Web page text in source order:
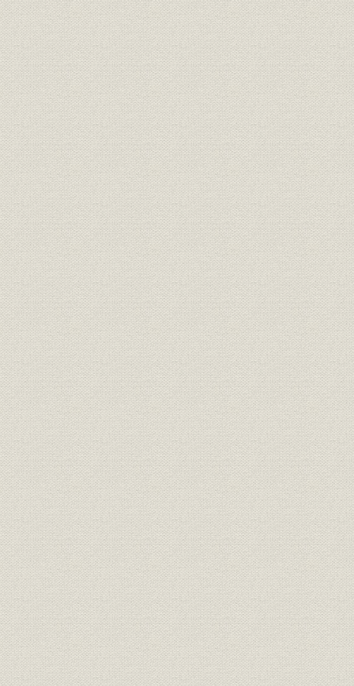
電気炉の導入
薄板の製造に進出
メルツ式平炉の効果
第4節 整理と更生
1 整理
金融恐慌と経営危機
第1次整理
松方社長の辞任
第2次整理
2 更生への努力
和議の確定
社長交替
3 兵庫工場の分離と製鋼工場の発足
川崎車輛株式会社の設立
製鋼工場の発足
4 製鈑工場の拡充
平炉の改造とけい素鋼板への進出
薄板生産の拡充
準戦時体制下の鉄鋼業
第5節 戦時下の事業拡張
1 戦時下の鉄鋼業